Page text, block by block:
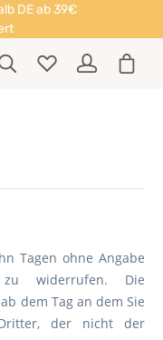
DE ab 39€
Tagen ohne Angabe
widerrufen. Die
dem Tag an dem Sie
der nicht der